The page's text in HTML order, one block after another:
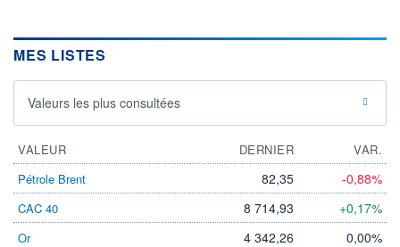
MES LISTES
Valeurs les plus consultées
VALEUR DERNIER
VAR.
Pétrole Brent
82,35 -0,88%
CAC 40 8 714,93 +0,17%
Or 4 342,26 0,00%